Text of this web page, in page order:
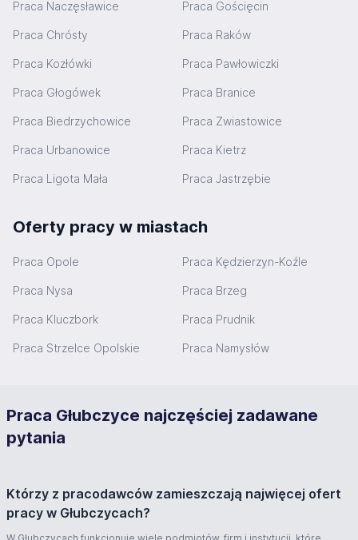
Praca Naczęsławice Praca Gościęcin
Praca Chrósty Praca Raków
Praca Kozłówki Praca Pawłowiczki
Praca Głogówek Praca Branice
Praca Biedrzychowice Praca Zwiastowice
Praca Urbanowice Praca Kietrz
Praca Ligota Mała Praca Jastrzębie
Oferty pracy w miastach
Praca Opole Praca Kędzierzyn-Koźle
Praca Nysa Praca Brzeg
Praca Kluczbork Praca Prudnik
Praca Strzelce Opolskie Praca Namysłów
Praca Głubczyce najczęściej zadawane
pytania
Którzy z pracodawców zamieszczają najwięcej ofert
pracy w Głubczycach?